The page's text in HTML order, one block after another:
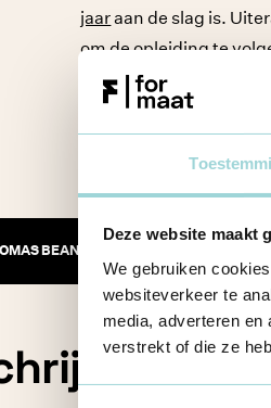
Deze website maakt
We gebruiken
websiteverkeer te
media, adverteren
verstrekt of die ze
Toestemmingsselectie
jaaraan de slag is.
om de opleiding te
BEANTWOORDT AL JE VRAGEN
je nu in